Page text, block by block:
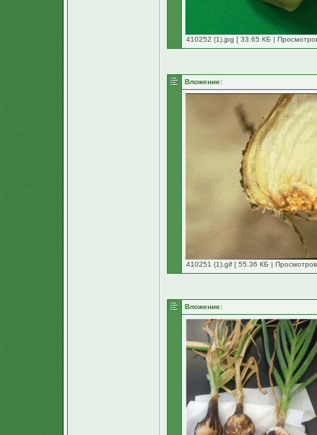
410252 (1).jpg [ 33.65 КБ |
Вложение:
410251 (1).gif [ 55.36 КБ |
Вложение: